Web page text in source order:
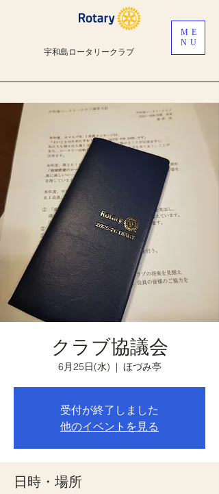
宇和島ロータリークラブ
ME
NU
クラブ協議会
6月25日(水)
  |
ほづみ亭
受付が終了しました
他のイベントを見る
日時・場所